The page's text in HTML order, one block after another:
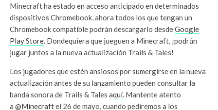
Minecraft ha estado en acceso anticipado en determinados
dispositivos Chromebook, ahora todos los que tengan un
Chromebook compatible podrán descargarlo desdeGoogle
Play Store. Dondequiera que jueguen a Minecraft, ¡podrán
jugar juntos a la nueva actualización Trails & Tales!
Los jugadores que estén ansiosos por sumergirse en la nueva
actualización antes de su lanzamiento pueden consultar la
banda sonora de Trails & Tales aquí. Mantente atento
a @Minecraftel 26 de mayo, cuando pediremos a los